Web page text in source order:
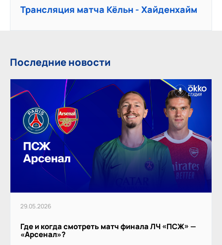
Трансляция матча Кёльн - Хайденхайм
Последние новости
29.05.2026
Где и когда смотреть матч финала ЛЧ «ПСЖ» —
«Арсенал»?